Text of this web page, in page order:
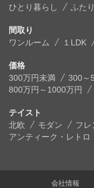
ひとり暮らし
ふた
間取り
ワンルーム
１LDK
価格
300万円未満
300～
800万円～1000万円
テイスト
北欧
モダン フレ
アンティーク・レトロ
会社情報